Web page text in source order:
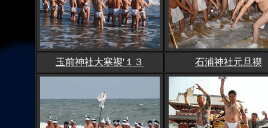
玉前神社大寒禊'１３ 石浦神社元旦禊